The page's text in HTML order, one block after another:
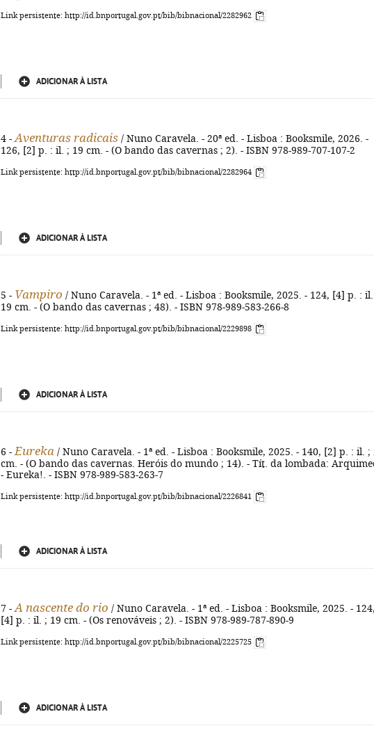
Link persistente: http://id.bnportugal.gov.pt/bib/bibnacional/2282962
ADICIONAR À LISTA
4 - Aventuras radicais / Nuno Caravela. - 20ª ed. - Lisboa : Booksmile, 2026. -
126, [2] p. : il. ; 19 cm. - (O bando das cavernas ; 2). - ISBN 978-989-707-107-2
Link persistente: http://id.bnportugal.gov.pt/bib/bibnacional/2282964
ADICIONAR À LISTA
5 - Vampiro / Nuno Caravela. - 1ª ed. - Lisboa : Booksmile, 2025. - 124, [4] p. :
19 cm. - (O bando das cavernas ; 48). - ISBN 978-989-583-266-8
Link persistente: http://id.bnportugal.gov.pt/bib/bibnacional/2229898
ADICIONAR À LISTA
6 - Eureka / Nuno Caravela. - 1ª ed. - Lisboa : Booksmile, 2025. - 140, [2] p. : il. ;
cm. - (O bando das cavernas. Heróis do mundo ; 14). - Tít. da lombada:
- Eureka!. - ISBN 978-989-583-263-7
Link persistente: http://id.bnportugal.gov.pt/bib/bibnacional/2226841
ADICIONAR À LISTA
7 - A nascente do rio / Nuno Caravela. - 1ª ed. - Lisboa : Booksmile, 2025. - 124,
[4] p. : il. ; 19 cm. - (Os renováveis ; 2). - ISBN 978-989-787-890-9
Link persistente: http://id.bnportugal.gov.pt/bib/bibnacional/2225725
ADICIONAR À LISTA